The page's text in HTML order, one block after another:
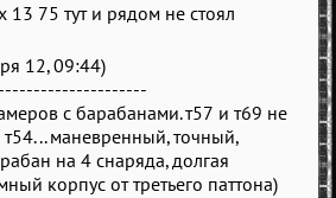
13 75 тут и рядом не стоял
12, 09:44)
с барабанами. т57 и т69 не
т54... маневренный, точный,
на 4 снаряда, долгая
корпус от третьего паттона)